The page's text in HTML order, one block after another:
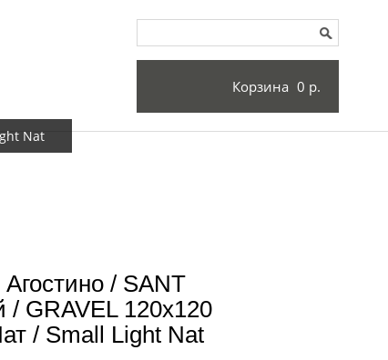
Корзина 0 р.
Nat
/ SANT
/ GRAVEL 120x120
/ Small Light Nat